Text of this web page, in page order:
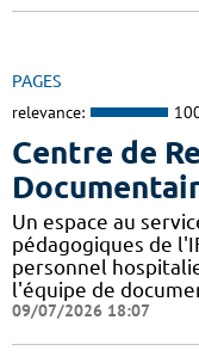
PAGES
relevance:
Centre de
Un espace au
pédagogiques de
personnel
l'équipe de
09/07/2026 18:07